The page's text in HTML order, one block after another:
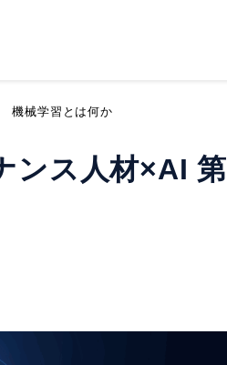
機械学習とは何か
ンス人材×AI 第